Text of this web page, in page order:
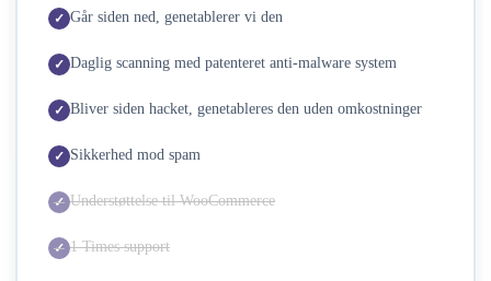
Går siden ned, genetablerer vi den
Daglig scanning med patenteret anti-malware system
Bliver siden hacket, genetableres den uden omkostninger
Sikkerhed mod spam
Understøttelse til WooCommerce
1 Times support